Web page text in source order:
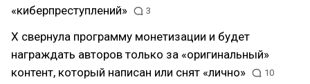
«киберпреступлений»
3
X свернула программу монетизации и будет
награждать авторов только за «оригинальный»
контент, который написан или снят «лично»
10